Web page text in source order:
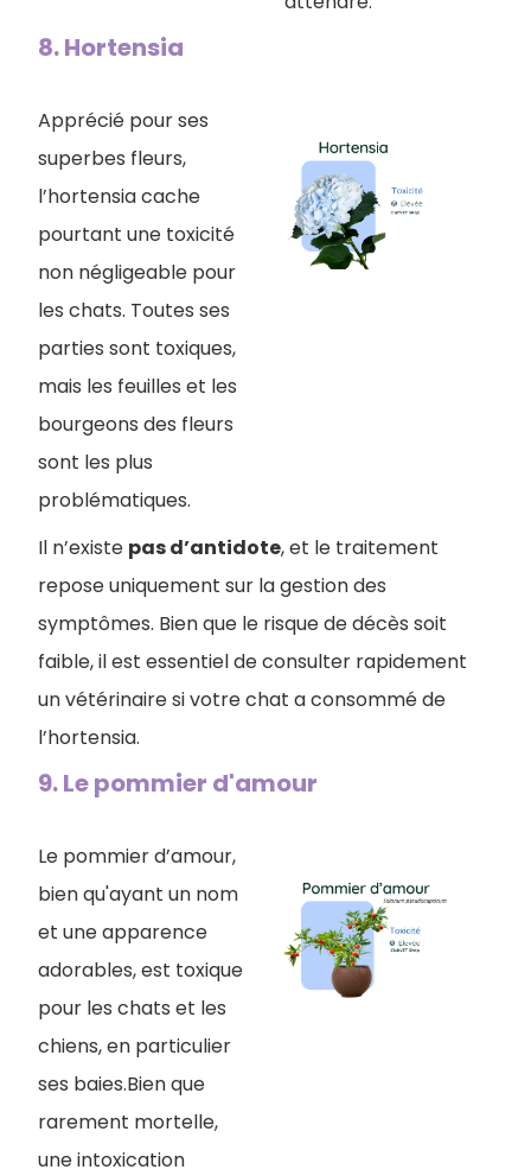
8. Hortensia
Apprécié pour ses
superbes fleurs,
l’hortensia cache
pourtant une toxicité
non négligeable pour
les chats. Toutes ses
parties sont toxiques,
mais les feuilles et les
bourgeons des fleurs
sont les plus
problématiques.
Il n’existe pas d’antidote, et le traitement
repose uniquement sur la gestion des
symptômes. Bien que le risque de décès soit
faible, il est essentiel de consulter rapidement
un vétérinaire si votre chat a consommé de
l’hortensia.
9. Le pommier d'amour
Le pommier d’amour,
bien qu'ayant un nom
et une apparence
adorables, est toxique
pour les chats et les
chiens, en particulier
ses baies.Bien que
rarement mortelle,
une intoxication